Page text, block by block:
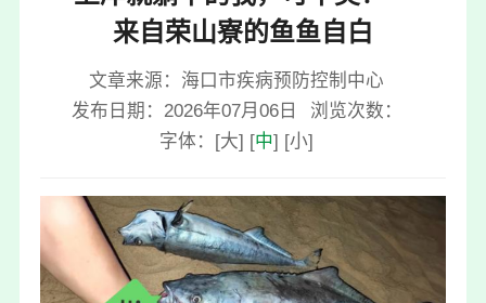
来自荣山寮的鱼鱼自白
文章来源：海口市疾病预防控制中心
发布日期：2026年07月06日
浏览次数：
字体： [大] [中] [小]